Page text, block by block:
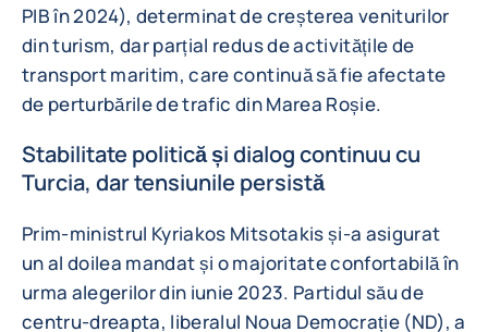
PIB în 2024), determinat de creșterea veniturilor
din turism, dar parțial redus de activitățile de
transport maritim, care continuă să fie afectate
de perturbările de trafic din Marea Roșie.
Stabilitate politică și dialog continuu cu
Turcia, dar tensiunile persistă
Prim-ministrul Kyriakos Mitsotakis și-a asigurat
un al doilea mandat și o majoritate confortabilă în
urma alegerilor din iunie 2023. Partidul său de
centru-dreapta, liberalul Noua Democrație (ND), a